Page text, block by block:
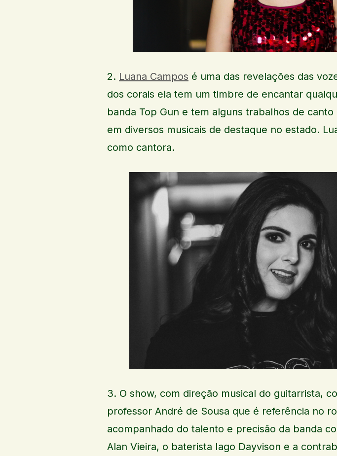
2. Luana Campos é uma das revelações das
dos corais ela tem um timbre de encantar
banda Top Gun e tem alguns trabalhos de
em diversos musicais de destaque no estado.
como cantora.
3. O show, com direção musical do guitarrista,
professor André de Sousa que é referência no
acompanhado do talento e precisão da banda
Alan Vieira, o baterista Iago Dayvison e a